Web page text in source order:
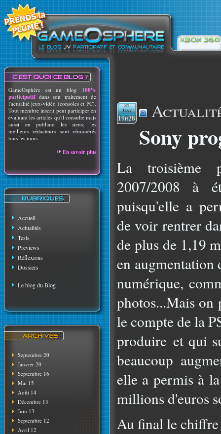
GameOsphère est un blog 100%
participatif dans son traitement de
l'actualité jeux-vidéo (consoles et PC).
Tout membre inscrit peut participer en
évaluant les articles qu'il consulte mais
aussi en publiant les siens; les
meilleurs rédacteurs sont rémunérés
tous les mois.
En savoir plus
Accueil
Actualités
Tests
Previews
Réflexions
Dossiers
Le blog du Blog
Septembre 20
Janvier 20
Septembre 16
Mai 15
Août 14
Décembre 13
Juin 13
Septembre 12
Avril 12
31
Janv
19h28
Sony
La troisième
2007/2008 à
puisqu'elle a
de voir rentrer
de plus de 1,19
en augmentation
numérique,
photos...Mais on
le compte de la
produire et qui
beaucoup
elle a permis à
millions d'euros
Au final le chiffre